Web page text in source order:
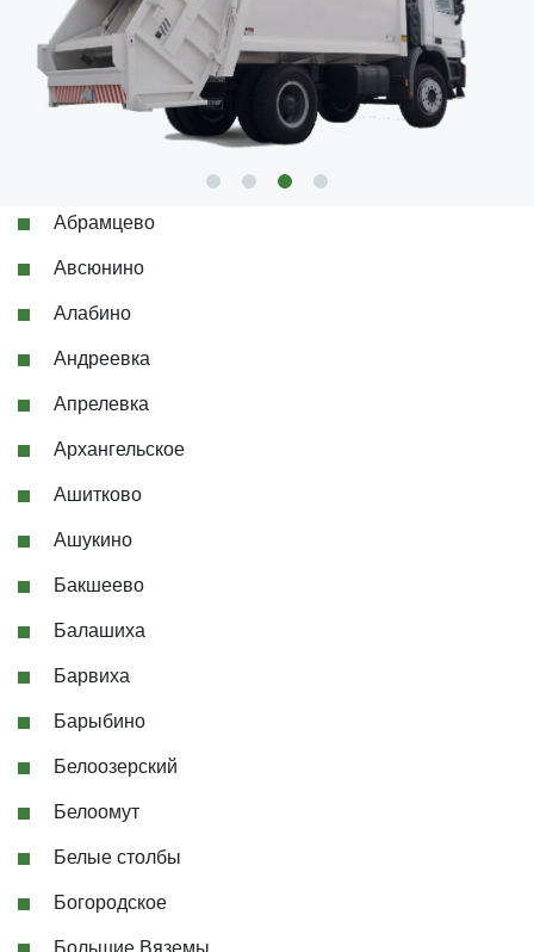
Абрамцево
Авсюнино
Алабино
Андреевка
Апрелевка
Архангельское
Ашитково
Ашукино
Бакшеево
Балашиха
Барвиха
Барыбино
Белоозерский
Белоомут
Белые столбы
Богородское